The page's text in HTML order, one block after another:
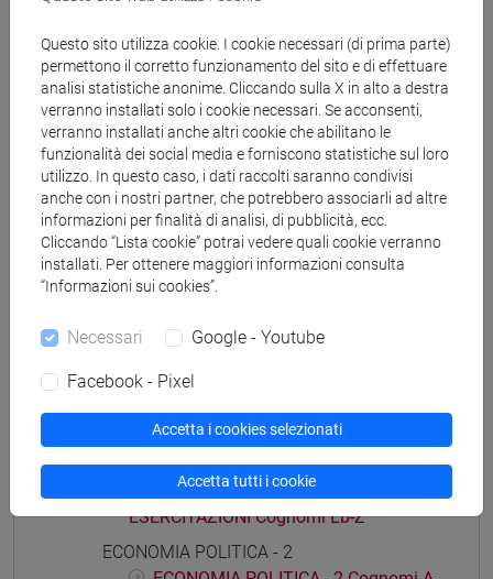
Laurea
percorso comune
Struttura generale dell'insegnamento
ECONOMIA POLITICA
ECONOMIA POLITICA - 1
ECONOMIA POLITICA - 1 Cognomi A-
ECONOMIA POLITICA - 1 Cognomi
Lb-Z
ECONOMIA POLITICA - 1 - ESERCITAZIONI
ECONOMIA POLITICA - 1 -
ESERCITAZIONI Cognomi A-La
ECONOMIA POLITICA - 1 -
ESERCITAZIONI Cognomi Lb-Z
ECONOMIA POLITICA - 2
Questo sito utilizza cookie. I cookie necessari (di prima parte)
permettono il corretto funzionamento del sito e di effettuare
analisi statistiche anonime. Cliccando sulla X in alto a destra
verranno installati solo i cookie necessari. Se acconsenti,
verranno installati anche altri cookie che abilitano le
funzionalità dei social media e forniscono statistiche sul loro
utilizzo. In questo caso, i dati raccolti saranno condivisi
anche con i nostri partner, che potrebbero associarli ad altre
informazioni per finalità di analisi, di pubblicità, ecc.
Cliccando “Lista cookie” potrai vedere quali cookie verranno
installati. Per ottenere maggiori informazioni consulta
“Informazioni sui cookies”.
Necessari Google - Youtube
Facebook - Pixel
Accetta i cookies selezionati
Accetta tutti i cookie